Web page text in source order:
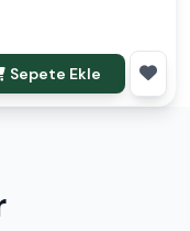
Sepete Ekle